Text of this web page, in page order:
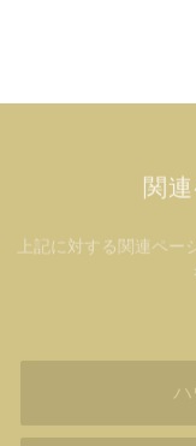
関
上記に対する関連ペー